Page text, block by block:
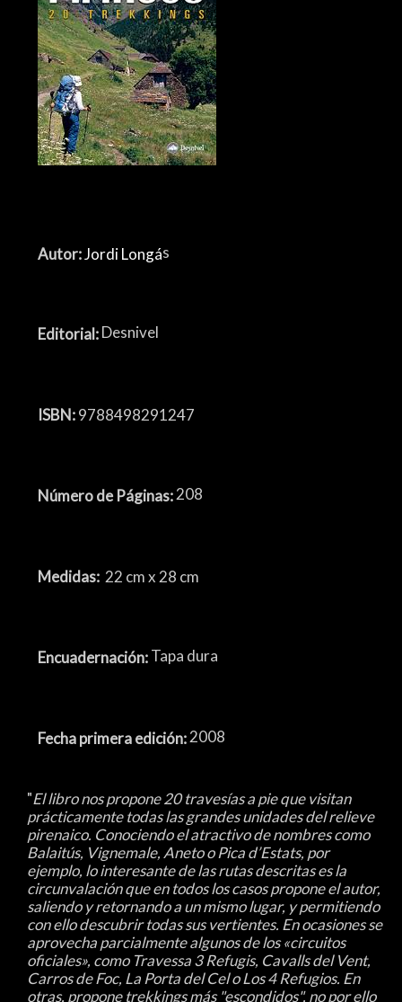
Autor:Jordi Longás
Editorial:Desnivel
ISBN:9788498291247
Número de Páginas:208
Medidas: 22 cm x 28 cm
Encuadernación:Tapa dura
Fecha primera edición:2008
"El libro nos propone 20 travesías a pie que visitan
prácticamente todas las grandes unidades del relieve
pirenaico. Conociendo el atractivo de nombres como
Balaitús, Vignemale, Aneto o Pica d’Estats, por
ejemplo, lo interesante de las rutas descritas es la
circunvalación que en todos los casos propone el autor,
saliendo y retornando a un mismo lugar, y permitiendo
con ello descubrir todas sus vertientes. En ocasiones se
aprovecha parcialmente algunos de los «circuitos
oficiales», como Travessa 3 Refugis, Cavalls del Vent,
Carros de Foc, La Porta del Cel o Los 4 Refugios. En
otras, propone trekkings más "escondidos", no por ello